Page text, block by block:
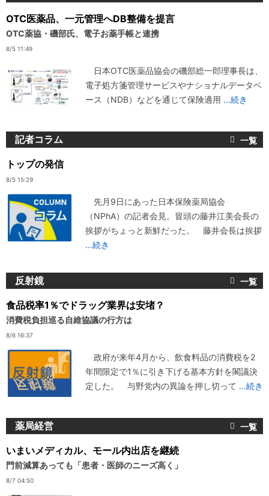
OTC医薬品、一元管理へDB整備を提言
OTC薬協・磯部氏、電子お薬手帳と連携
8/5 11:49
日本OTC医薬品協会の磯部総一郎理事長は、
電子処方箋管理サービスやナショナルデータベ
ース（NDB）などを通じて保険適用 ...続き
記者コラム
トップの発信
8/5 15:29
先月9日にあった日本保険薬局協会
（NPhA）の記者会見。冒頭の藤井江美会長の
挨拶がちょっと新鮮だった。 藤井会長は挨拶
...続き
反射鏡
食品税率1％でドラッグ業界は安堵？
消費税負担巡る自維協議の行方は
8/6 16:37
政府が来年4月から、飲食料品の消費税を2
年間限定で1％に引き下げる基本方針を閣議決
定した。 与野党内の異論を押し切って ...続き
薬局経営
いまいメディカル、モール内出店を継続
門前減算あっても「患者・医師のニーズ高く」
8/7 04:50